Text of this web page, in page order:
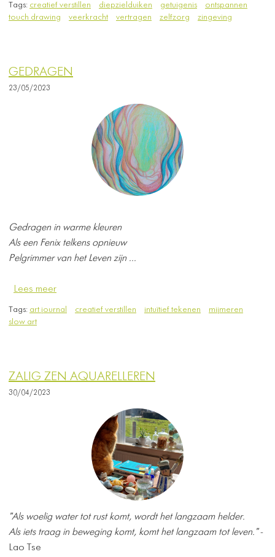
Tags: creatief verstillen diepzielduiken getuigenis
ontspannen
touch drawing
veerkracht vertragen zelfzorg zingeving
GEDRAGEN
23/05/2023
Gedragen in warme kleuren
Als een Fenix telkens opnieuw
Pelgrimmer van het Leven zijn ...
Lees meer
Tags: art journal creatief verstillen intuïtief tekenen
mijmeren
slow art
ZALIG ZEN AQUARELLEREN
30/04/2023
"Als woelig water tot rust komt, wordt het langzaam helder.
Als iets traag in beweging komt, komt het langzaam tot leven."-
Lao Tse